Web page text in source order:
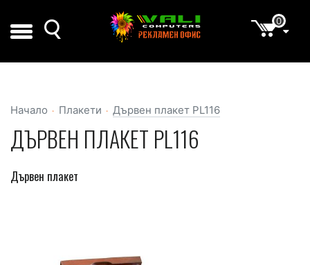
0
Начало Плакети Дървен плакет PL116
ДЪРВЕН ПЛАКЕТ PL116
Дървен плакет